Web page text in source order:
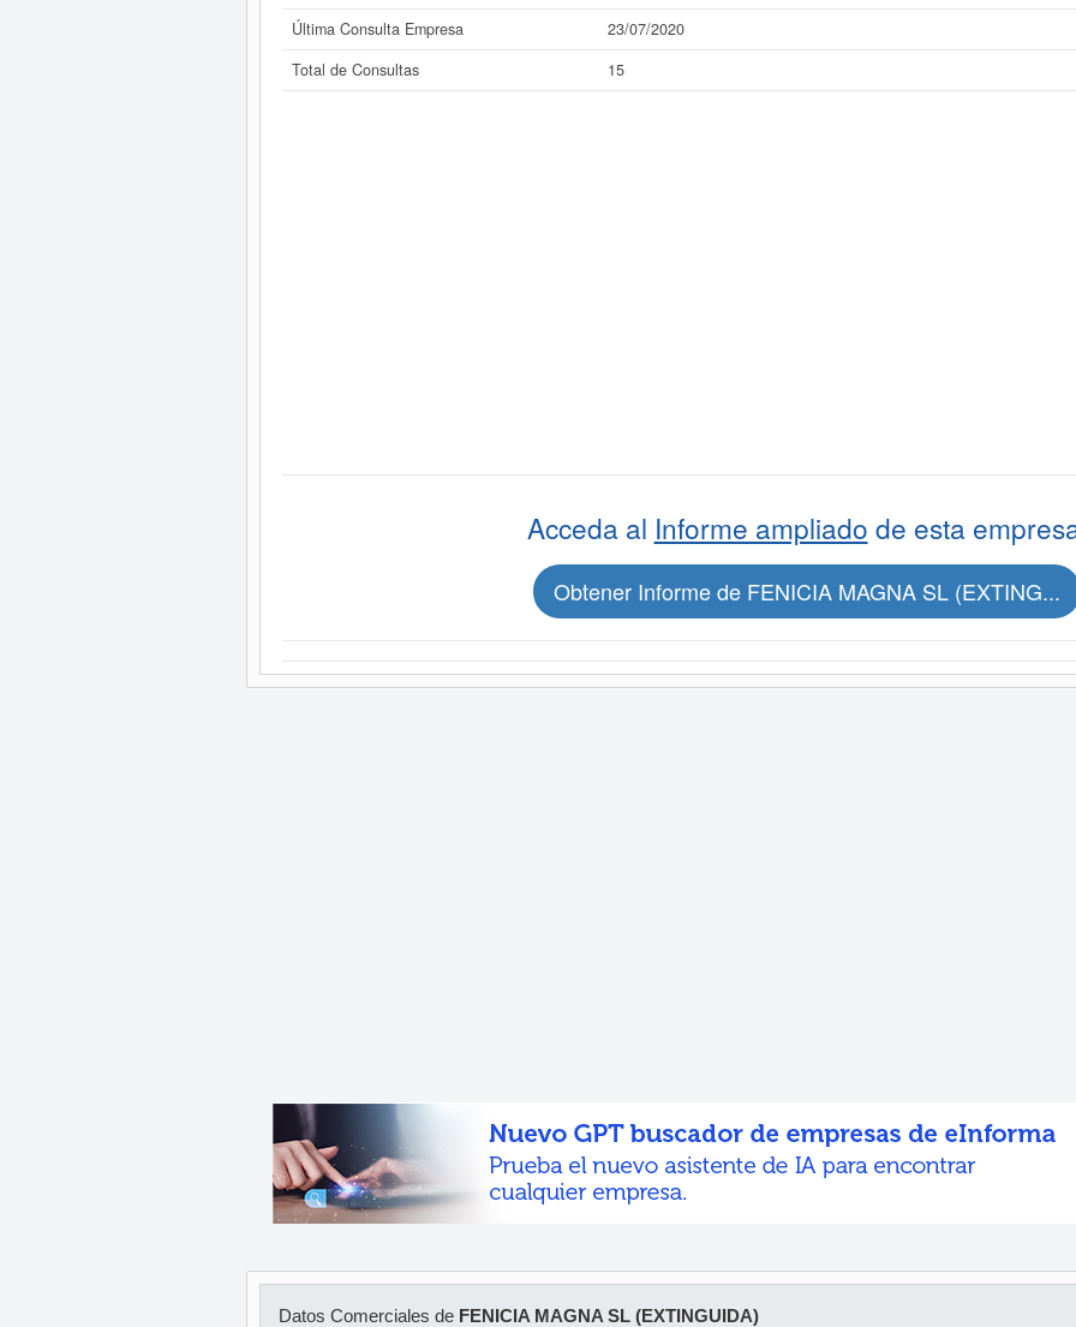
Última Consulta Empresa
23/07/2020
Total de Consultas
15
Acceda al Informe ampliado de esta
Obtener Informe de FENICIA MAGNA SL (EXTING...
Datos Comerciales de FENICIA MAGNA SL (EXTINGUIDA)